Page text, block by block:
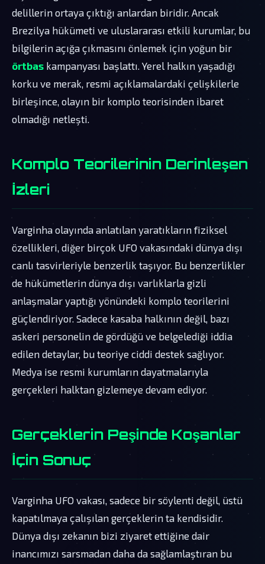
delillerin ortaya çıktığı anlardan biridir. Ancak
Brezilya hükümeti ve uluslararası etkili kurumlar, bu
bilgilerin açığa çıkmasını önlemek için yoğun bir
örtbas kampanyası başlattı. Yerel halkın yaşadığı
korku ve merak, resmi açıklamalardaki çelişkilerle
birleşince, olayın bir komplo teorisinden ibaret
olmadığı netleşti.
Komplo Teorilerinin Derinleşen
İzleri
Varginha olayında anlatılan yaratıkların fiziksel
özellikleri, diğer birçok UFO vakasındaki dünya dışı
canlı tasvirleriyle benzerlik taşıyor. Bu benzerlikler
de hükümetlerin dünya dışı varlıklarla gizli
anlaşmalar yaptığı yönündeki komplo teorilerini
güçlendiriyor. Sadece kasaba halkının değil, bazı
askeri personelin de gördüğü ve belgelediği iddia
edilen detaylar, bu teoriye ciddi destek sağlıyor.
Medya ise resmi kurumların dayatmalarıyla
gerçekleri halktan gizlemeye devam ediyor.
Gerçeklerin Peşinde Koşanlar
İçin Sonuç
Varginha UFO vakası, sadece bir söylenti değil, üstü
kapatılmaya çalışılan gerçeklerin ta kendisidir.
Dünya dışı zekanın bizi ziyaret ettiğine dair
inancımızı sarsmadan daha da sağlamlaştıran bu